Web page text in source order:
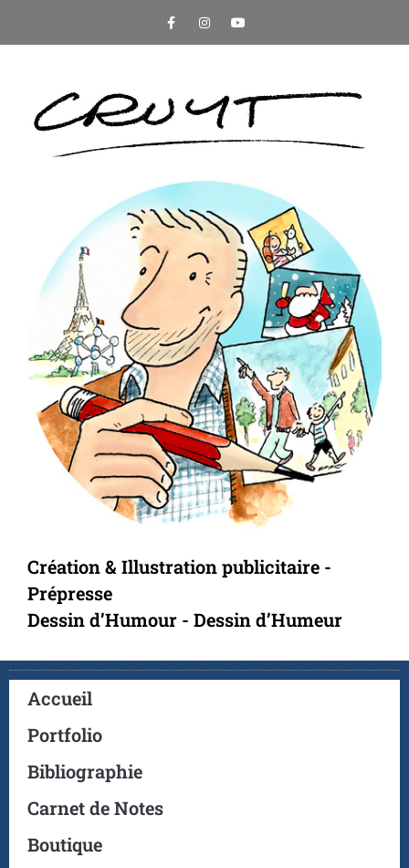
Création & Illustration publicitaire -
Prépresse
Dessin d’Humour - Dessin d’Humeur
Accueil
Portfolio
Bibliographie
Carnet de Notes
Boutique